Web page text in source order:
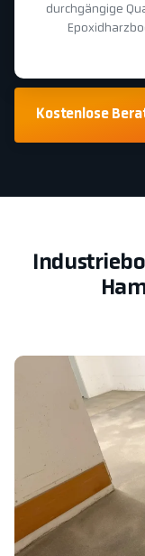
durchgängige
Kostenlose